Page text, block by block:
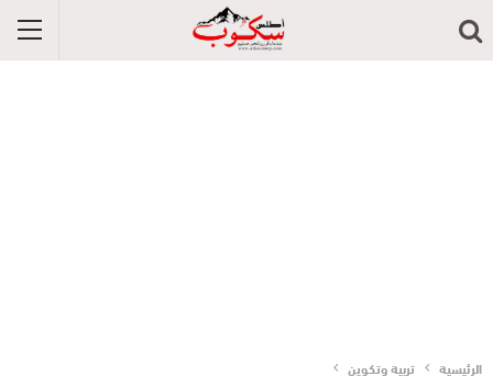
الرئيسية تربية وتكوين